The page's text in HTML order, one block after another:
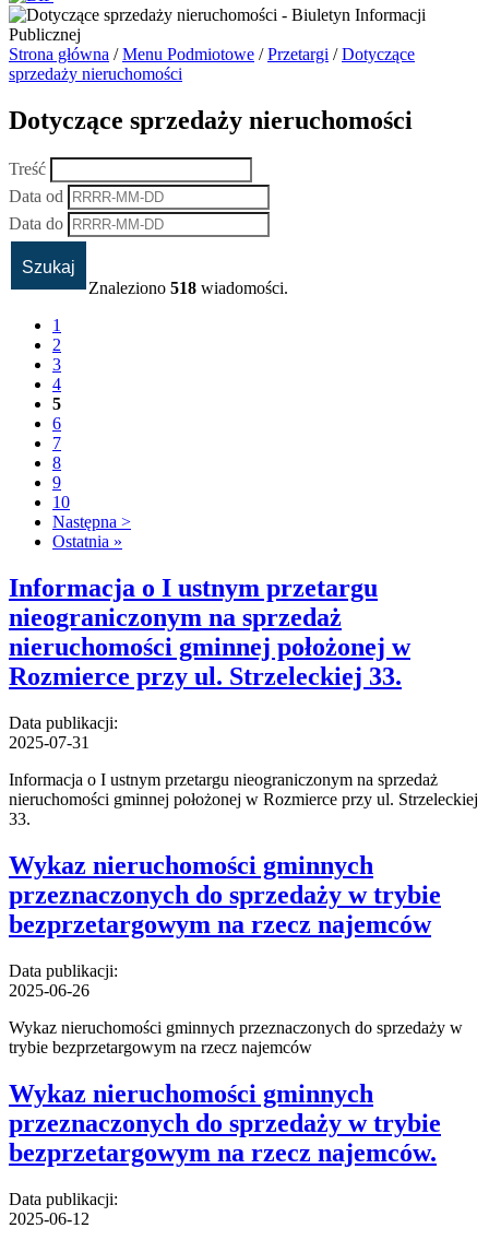
Strona główna /Menu Podmiotowe /Przetargi /Dotyczące
sprzedaży nieruchomości
Dotyczące sprzedaży nieruchomości
Treść
Data od
Data do
Znaleziono518 wiadomości.
1
2
3
4
5
6
7
8
9
10
Następna >
Ostatnia »
Informacja o I ustnym przetargu
nieograniczonym na sprzedaż
nieruchomości gminnej położonej w
Rozmierce przy ul. Strzeleckiej 33.
Data publikacji:
2025-07-31
Informacja o I ustnym przetargu nieograniczonym na sprzedaż
nieruchomości gminnej położonej w Rozmierce przy ul. Strzeleckiej
33.
Wykaz nieruchomości gminnych
przeznaczonych do sprzedaży w trybie
bezprzetargowym na rzecz najemców
Data publikacji:
2025-06-26
Wykaz nieruchomości gminnych przeznaczonych do sprzedaży w
trybie bezprzetargowym na rzecz najemców
Wykaz nieruchomości gminnych
przeznaczonych do sprzedaży w trybie
bezprzetargowym na rzecz najemców.
Data publikacji:
2025-06-12